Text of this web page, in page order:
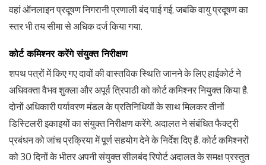
वहां ऑनलाइन प्रदूषण निगरानी प्रणाली बंद पाई गई, जबकि वायु प्रदूषण का
स्तर भी तय सीमा से अधिक दर्ज किया गया.
कोर्ट कमिश्नर करेंगे संयुक्त निरीक्षण
शपथ पत्रों में किए गए दावों की वास्तविक स्थिति जानने के लिए हाईकोर्ट ने
अधिवक्ता वैभव शुक्ला और अपूर्व त्रिपाठी को कोर्ट कमिश्नर नियुक्त किया है.
दोनों अधिकारी पर्यावरण मंडल के प्रतिनिधियों के साथ मिलकर तीनों
डिस्टिलरी इकाइयों का संयुक्त निरीक्षण करेंगे. अदालत ने संबंधित फैक्ट्री
प्रबंधन को जांच प्रक्रिया में पूर्ण सहयोग देने के निर्देश दिए हैं. कोर्ट कमिश्नरों
को 30 दिनों के भीतर अपनी संयुक्त सीलबंद रिपोर्ट अदालत के समक्ष प्रस्तुत